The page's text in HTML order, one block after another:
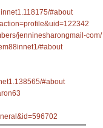
#about
jenninesharongmail-com/
#about
#about